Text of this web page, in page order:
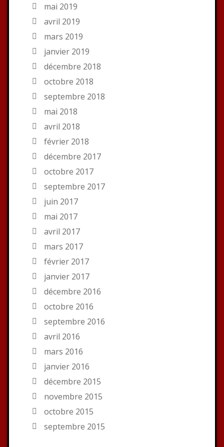
mai 2019
avril 2019
mars 2019
janvier 2019
décembre 2018
octobre 2018
septembre 2018
mai 2018
avril 2018
février 2018
décembre 2017
octobre 2017
septembre 2017
juin 2017
mai 2017
avril 2017
mars 2017
février 2017
janvier 2017
décembre 2016
octobre 2016
septembre 2016
avril 2016
mars 2016
janvier 2016
décembre 2015
novembre 2015
octobre 2015
septembre 2015